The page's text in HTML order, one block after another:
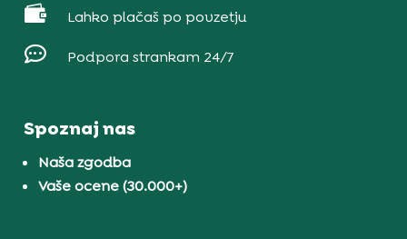
 Lahko plačaš po povzetju
 Podpora strankam 24/7
Spoznaj nas
Naša zgodba
Vaše ocene (30.000+)